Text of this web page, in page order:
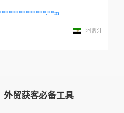
阿富汗
外贸获客必备工具